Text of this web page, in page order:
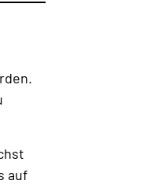
auf